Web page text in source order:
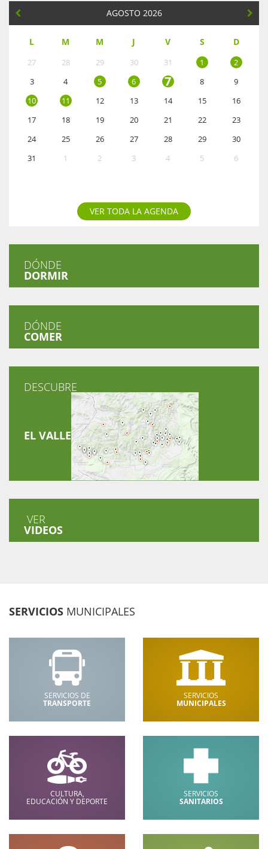
AGOSTO 2026
L M M J V S D
27 28 29 30 31 1
2
3
4 5 6 7 8
9
10
11 12 13 14 15
16
17
18 19 20 21 22
23
24
25 26 27 28 29
30
31
1 2 3 4 5 6
VER TODA LA AGENDA
DÓNDE
DORMIR
DÓNDE
COMER
DESCUBRE
EL VALLE
VER
VIDEOS
SERVICIOS MUNICIPALES
SERVICIOS DE
TRANSPORTE
SERVICIOS
MUNICIPALES
CULTURA,
EDUCACIÓN Y DEPORTE
SERVICIOS
SANITARIOS